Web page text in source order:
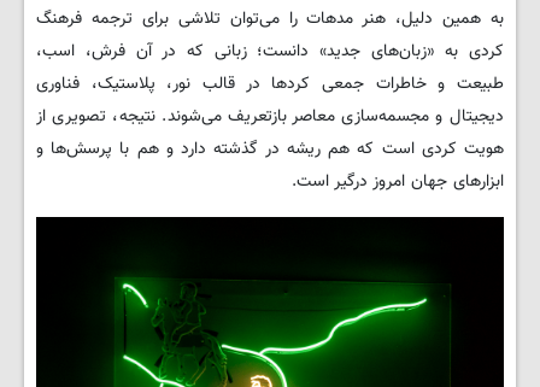
به همین دلیل، هنر مدهات را می‌توان تلاشی برای ترجمه فرهنگ
کردی به «زبان‌های جدید» دانست؛ زبانی که در آن فرش، اسب،
طبیعت و خاطرات جمعی کردها در قالب نور، پلاستیک، فناوری
دیجیتال و مجسمه‌سازی معاصر بازتعریف می‌شوند. نتیجه، تصویری از
هویت کردی است که هم ریشه در گذشته دارد و هم با پرسش‌ها و
ابزارهای جهان امروز درگیر است.